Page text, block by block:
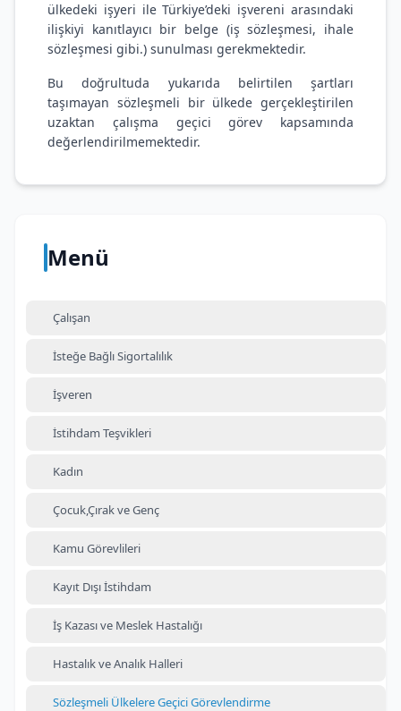
Menü
Çalışan
İsteğe Bağlı Sigortalılık
İşveren
İstihdam Teşvikleri
Kadın
Çocuk,Çırak ve Genç
Kamu Görevlileri
Kayıt Dışı İstihdam
İş Kazası ve Meslek Hastalığı
Hastalık ve Analık Halleri
Sözleşmeli Ülkelere Geçici Görevlendirme
ülkedeki işyeri ile Türkiye’deki işvereni arasındaki
ilişkiyi kanıtlayıcı bir belge (iş sözleşmesi, ihale
sözleşmesi gibi.) sunulması gerekmektedir.
Bu doğrultuda yukarıda belirtilen şartları
taşımayan sözleşmeli bir ülkede gerçekleştirilen
uzaktan çalışma geçici görev kapsamında
değerlendirilmemektedir.